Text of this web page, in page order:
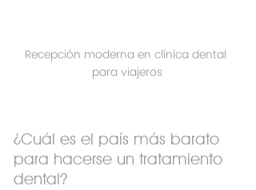
Recepción moderna en clínica dental
para viajeros
¿Cuál es el país más barato
para hacerse un tratamiento
dental?